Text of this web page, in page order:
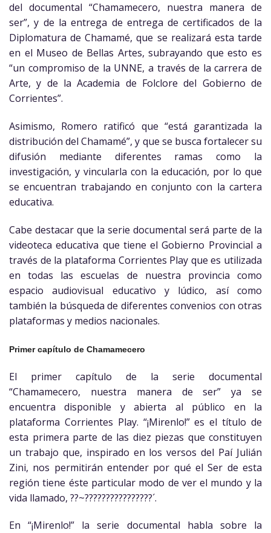
del documental “Chamamecero, nuestra manera de
ser”, y de la entrega de entrega de certificados de la
Diplomatura de Chamamé, que se realizará esta tarde
en el Museo de Bellas Artes, subrayando que esto es
“un compromiso de la UNNE, a través de la carrera de
Arte, y de la Academia de Folclore del Gobierno de
Corrientes”.
Asimismo, Romero ratificó que “está garantizada la
distribución del Chamamé”, y que se busca fortalecer su
difusión mediante diferentes ramas como la
investigación, y vincularla con la educación, por lo que
se encuentran trabajando en conjunto con la cartera
educativa.
Cabe destacar que la serie documental será parte de la
videoteca educativa que tiene el Gobierno Provincial a
través de la plataforma Corrientes Play que es utilizada
en todas las escuelas de nuestra provincia como
espacio audiovisual educativo y lúdico, así como
también la búsqueda de diferentes convenios con otras
plataformas y medios nacionales.
Primer capítulo de Chamamecero
El primer capítulo de la serie documental
“Chamamecero, nuestra manera de ser” ya se
encuentra disponible y abierta al público en la
plataforma Corrientes Play. “¡Mirenlo!” es el título de
esta primera parte de las diez piezas que constituyen
un trabajo que, inspirado en los versos del Paí Julián
Zini, nos permitirán entender por qué el Ser de esta
región tiene éste particular modo de ver el mundo y la
vida llamado, ??~????????????????´.
En “¡Mirenlo!” la serie documental habla sobre la